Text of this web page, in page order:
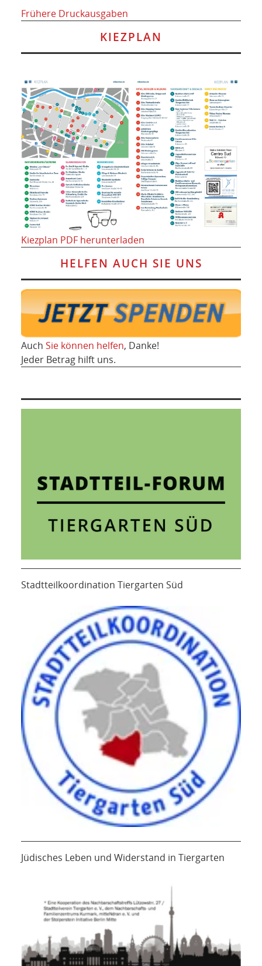
Frühere Druckausgaben
KIEZPLAN
Kiezplan PDF herunterladen
HELFEN AUCH SIE UNS
Auch Sie können helfen, Danke!
Jeder Betrag hilft uns.
Stadtteilkoordination Tiergarten Süd
Jüdisches Leben und Widerstand in Tiergarten